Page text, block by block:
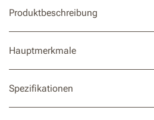
Produktbeschreibung
Hauptmerkmale
Spezifikationen